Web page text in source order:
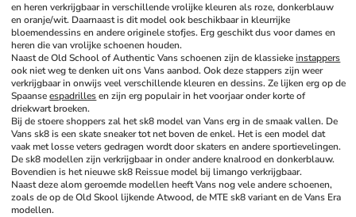
en heren verkrijgbaar in verschillende vrolijke kleuren als roze, donkerblauw
en oranje/wit. Daarnaast is dit model ook beschikbaar in kleurrijke
bloemendessins en andere originele stofjes. Erg geschikt dus voor dames en
heren die van vrolijke schoenen houden.
Naast de Old School of Authentic Vans schoenen zijn de klassieke instappers
ook niet weg te denken uit ons Vans aanbod. Ook deze stappers zijn weer
verkrijgbaar in onwijs veel verschillende kleuren en dessins. Ze lijken erg op de
Spaanse espadrilles en zijn erg populair in het voorjaar onder korte of
driekwart broeken.
Bij de stoere shoppers zal het sk8 model van Vans erg in de smaak vallen. De
Vans sk8 is een skate sneaker tot net boven de enkel. Het is een model dat
vaak met losse veters gedragen wordt door skaters en andere sportievelingen.
De sk8 modellen zijn verkrijgbaar in onder andere knalrood en donkerblauw.
Bovendien is het nieuwe sk8 Reissue model bij limango verkrijgbaar.
Naast deze alom geroemde modellen heeft Vans nog vele andere schoenen,
zoals de op de Old Skool lijkende Atwood, de MTE sk8 variant en de Vans Era
modellen.